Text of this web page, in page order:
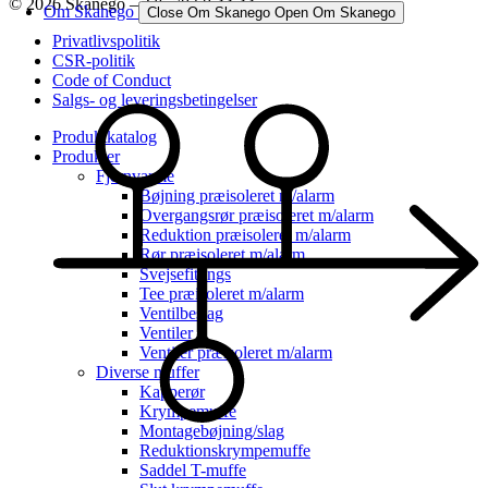
Om Skanego Close Om Skanego Open Om Skanego
Privatlivspolitik
CSR-politik
Code of Conduct
Salgs- og leveringsbetingelser
Produktkatalog
Produkter
Fjernvarme
Bøjning præisoleret m/alarm
Overgangsrør præisoleret m/alarm
Reduktion præisoleret m/alarm
Rør præisoleret m/alarm
Svejsefittings
Tee præisoleret m/alarm
Ventilbeslag
Ventiler
Ventiler præisoleret m/alarm
Diverse muffer
Kapperør
Krympemuffe
Montagebøjning/slag
Reduktionskrympemuffe
Saddel T-muffe